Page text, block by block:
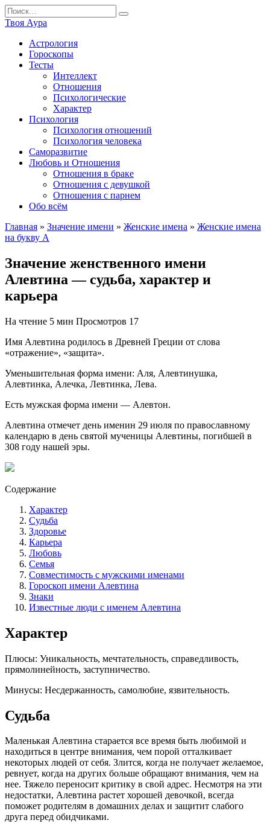
Перейти
к
содержанию
Search
for:
Твоя Аура
Астрология
Гороскопы
Тесты
Интеллект
Отношения
Психологические
Характер
Психология
Психология отношений
Психология человека
Саморазвитие
Любовь и Отношения
Отношения в браке
Отношения с девушкой
Отношения с парнем
Обо всём
Главная » Значение имени » Женские имена » Женские имена
на букву А
Значение женственного имени
Алевтина — судьба, характер и
карьера
На чтение 5 мин Просмотров 17
Имя Алевтина родилось в Древней Греции от слова
«отражение», «защита».
Уменьшительная форма имени: Аля, Алевтинушка,
Алевтинка, Алечка, Левтинка, Лева.
Есть мужская форма имени — Алевтон.
Алевтина отмечет день именин 29 июля по православному
календарю в день святой мученицы Алевтины, погибшей в
308 году нашей эры.
Содержание
Характер
Судьба
Здоровье
Карьера
Любовь
Семья
Совместимость с мужскими именами
Гороскоп имени Алевтина
Знаки
Известные люди с именем Алевтина
Характер
Плюсы: Уникальность, мечтательность, справедливость,
прямолинейность, заступничество.
Минусы: Несдержанность, самолюбие, язвительность.
Судьба
Маленькая Алевтина старается все время быть любимой и
находиться в центре внимания, чем порой отталкивает
некоторых людей от себя. Злится, когда не получает желаемое,
ревнует, когда на других больше обращают внимания, чем на
нее. Тяжело переносит критику в свой адрес. Несмотря на эти
недостатки, Алевтина растет хорошей девочкой, всегда
поможет родителям в домашних делах и защитит слабого
друга перед обидчиками.